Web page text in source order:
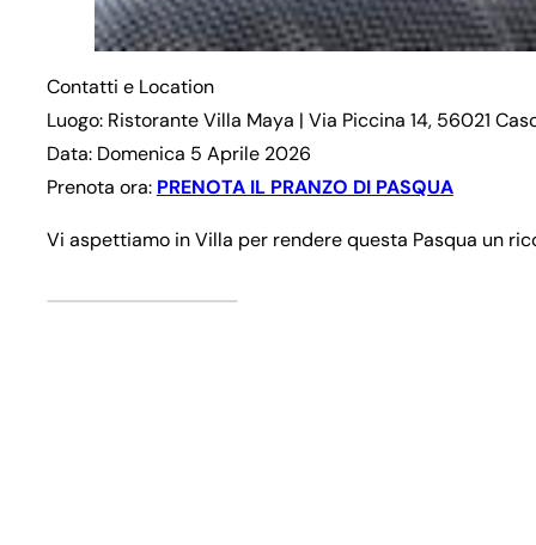
Contatti e Location
Luogo: Ristorante Villa Maya | Via Piccina 14, 56021
Data: Domenica 5 Aprile 2026
Prenota ora: PRENOTA IL PRANZO DI PASQUA
Vi aspettiamo in Villa per rendere questa Pasqua un